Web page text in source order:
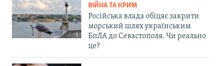
ВІЙНА ТА КРИМ
Російська влада обіцяє закрити
морський шлях українським
БпЛА до Севастополя. Чи реально
це?